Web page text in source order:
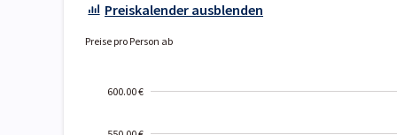
Preiskalender ausblenden
Preise pro Person ab
600.00 €